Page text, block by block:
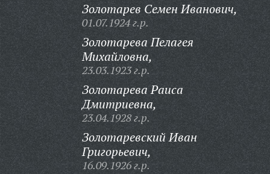
Золотарев Семен Иванович,
01.07.1924 г.р.
Золотарева Пелагея
Михайловна,
23.03.1923 г.р.
Золотарева Раиса
Дмитриевна,
23.04.1928 г.р.
Золотаревский Иван
Григорьевич,
16.09.1926 г.р.